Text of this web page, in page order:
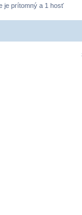
je prítomný a 1 hosť